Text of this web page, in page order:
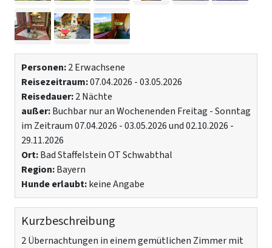
Personen:2 Erwachsene
Reisezeitraum:07.04.2026 - 03.05.2026
Reisedauer:2 Nächte
außer:Buchbar nur an Wochenenden Freitag - Sonntag
im Zeitraum 07.04.2026 - 03.05.2026 und 02.10.2026 -
29.11.2026
Ort:Bad Staffelstein OT Schwabthal
Region:Bayern
Hunde erlaubt:keine Angabe
Kurzbeschreibung
2 Übernachtungen in einem gemütlichen Zimmer mit